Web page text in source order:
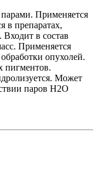
Применяется
в препаратах,
в состав
Применяется
опухолей.
пигментов.
Может
паров Н2О